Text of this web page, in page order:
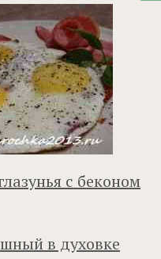
с беконом
в духовке